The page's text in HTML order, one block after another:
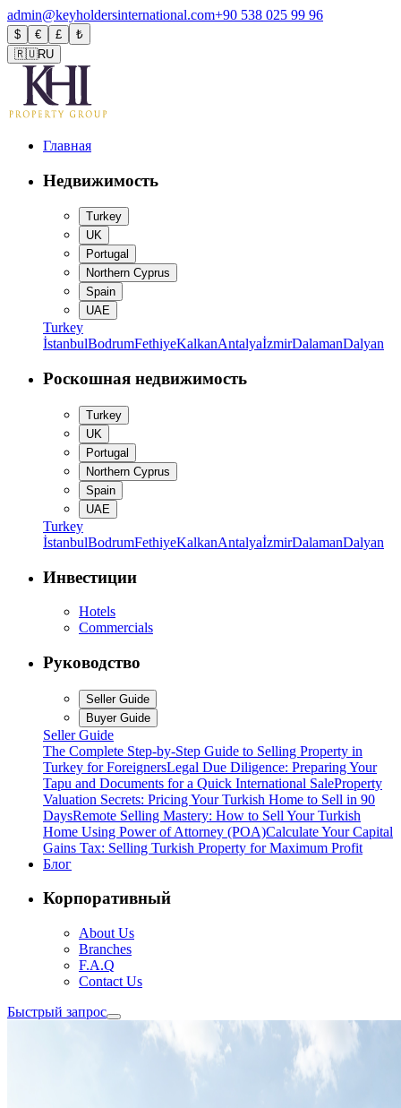
admin@keyholdersinternational.com+90 538 025 99 96
$ € £
₺
🇷🇺RU
Главная
Недвижимость
Turkey
UK
Portugal
Northern Cyprus
Spain
UAE
Turkey
İstanbulBodrumFethiyeKalkanAntalyaİzmirDalamanDalyan
Роскошная недвижимость
Turkey
UK
Portugal
Northern Cyprus
Spain
UAE
Turkey
İstanbulBodrumFethiyeKalkanAntalyaİzmirDalamanDalyan
Инвестиции
Hotels
Commercials
Руководство
Seller Guide
Buyer Guide
Seller Guide
The Complete Step-by-Step Guide to Selling Property in
Turkey for ForeignersLegal Due Diligence: Preparing Your
Tapu and Documents for a Quick International SaleProperty
Valuation Secrets: Pricing Your Turkish Home to Sell in 90
DaysRemote Selling Mastery: How to Sell Your Turkish
Home Using Power of Attorney (POA)Calculate Your Capital
Gains Tax: Selling Turkish Property for Maximum Profit
Блог
Корпоративный
About Us
Branches
F.A.Q
Contact Us
Быстрый запрос